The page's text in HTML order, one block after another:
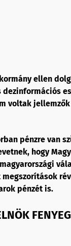
ellen
voltak
pénzre van
hogy
pénzét is.